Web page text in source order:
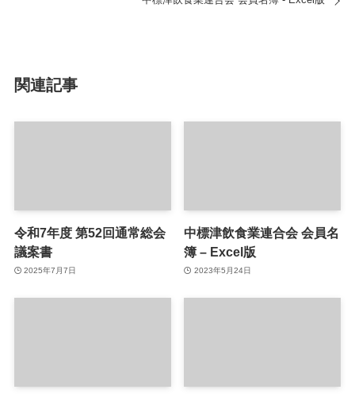
関連記事
令和7年度 第52回通常総会
議案書
2025年7月7日
中標津飲食業連合会 会員名
簿 – Excel版
2023年5月24日